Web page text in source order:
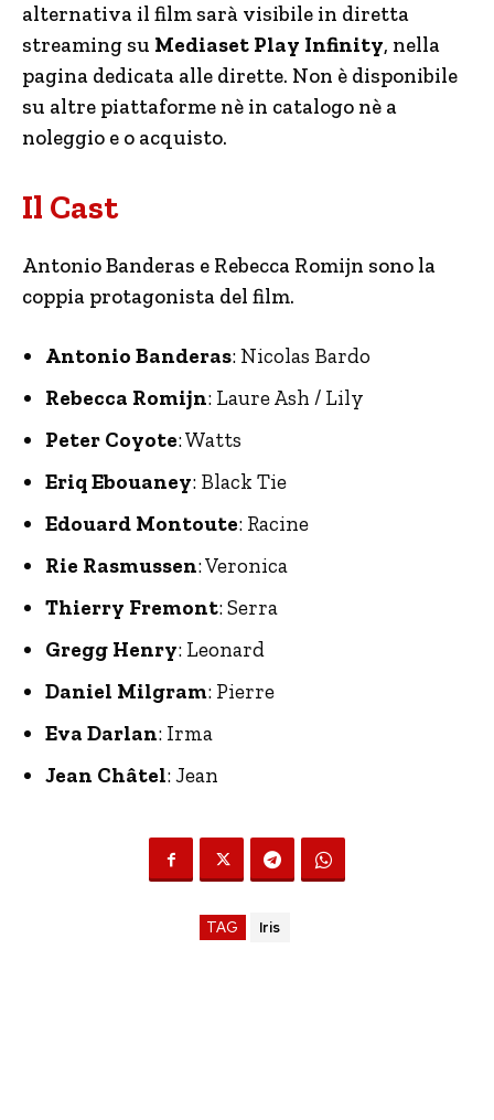
alternativa il film sarà visibile in diretta
streaming su Mediaset Play Infinity, nella
pagina dedicata alle dirette. Non è disponibile
su altre piattaforme nè in catalogo nè a
noleggio e o acquisto.
Il Cast
Antonio Banderas e Rebecca Romijn sono la
coppia protagonista del film.
Antonio Banderas: Nicolas Bardo
Rebecca Romijn: Laure Ash / Lily
Peter Coyote: Watts
Eriq Ebouaney: Black Tie
Edouard Montoute: Racine
Rie Rasmussen: Veronica
Thierry Fremont: Serra
Gregg Henry: Leonard
Daniel Milgram: Pierre
Eva Darlan: Irma
Jean Châtel: Jean
TAG Iris